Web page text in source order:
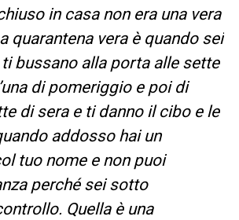
in casa non era una vera
quarantena vera è quando sei
ti bussano alla porta alle sette
di pomeriggio e poi di
di sera e ti danno il cibo e le
addosso hai un
tuo nome e non puoi
perché sei sotto
Quella è una